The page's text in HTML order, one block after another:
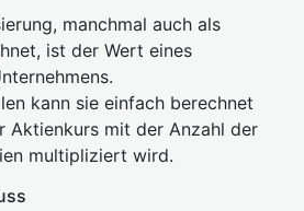
manchmal auch als
ist der Wert eines
kann sie einfach berechnet
Aktienkurs mit der Anzahl der
multipliziert wird.